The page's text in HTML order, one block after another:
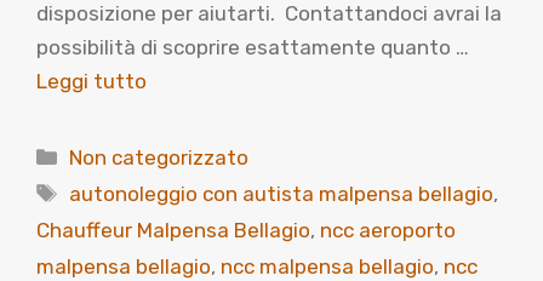
disposizione per aiutarti. Contattandoci avrai la
possibilità di scoprire esattamente quanto …
Leggi tutto
Categorie
Non categorizzato
Tag
autonoleggio con autista malpensa bellagio,
Chauffeur Malpensa Bellagio, ncc aeroporto
malpensa bellagio, ncc malpensa bellagio, ncc